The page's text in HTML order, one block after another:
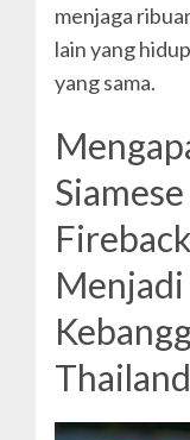
menjaga
lain yang
yang sama.
Siamese
Fireback
Menjadi